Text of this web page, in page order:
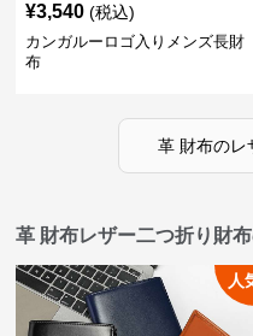
¥3,540 (税込)
カンガルーロゴ入りメンズ長財
布
革 財布のレ
革 財布レザー二つ折り財
人